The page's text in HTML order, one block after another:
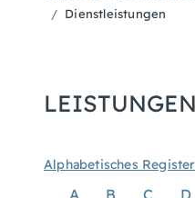
Dienstleistungen
LEISTUNGEN
Alphabetisches
A B C D